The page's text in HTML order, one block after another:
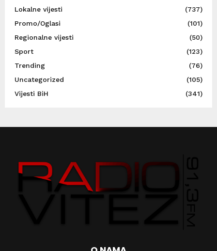
Lokalne vijesti
(737)
Promo/Oglasi
(101)
Regionalne vijesti
(50)
Sport
(123)
Trending
(76)
Uncategorized
(105)
Vijesti BiH
(341)